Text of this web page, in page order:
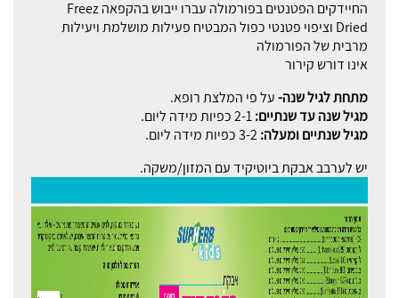
החיידקים הפטנטים בפורמולה עברו ייבוש בהקפאה Freez
Dried וציפוי פטנטי כפול המבטיח פעילות מושלמת ויעילות
מרבית של הפורמולה
אינו דורש קירור
מתחת לגיל שנה-על פי המלצת רופא.
מגיל שנה עד שנתיים:
מגיל שנתיים ומעלה:
יש לערבב אבקת ביוטיקיד עם המזון/משקה.